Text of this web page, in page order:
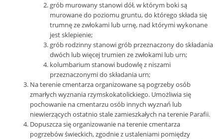
grób murowany stanowi dół, w którym boki są
murowane do poziomu gruntu, do którego składa się
trumnę ze zwłokami lub urnę, nad którymi wykonane
jest sklepienie;
grób rodzinny stanowi grób przeznaczony do składania
dwóch lub więcej trumien ze zwłokami lub urn;
kolumbarium stanowi budowlę z niszami
przeznaczonymi do składania urn;
Na terenie cmentarza organizowane są pogrzeby osób
zmarłych wyznania rzymskokatolickiego. Umożliwia się
pochowanie na cmentarzu osób innych wyznań lub
niewierzących ostatnio stale zamieszkałych na terenie Parafii.
Dopuszcza się organizowanie na terenie cmentarza
pogrzebów świeckich, zgodnie z ustaleniami pomiędzy